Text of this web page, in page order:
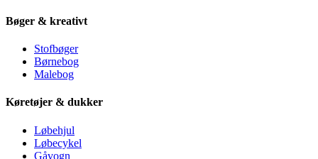
Bøger & kreativt
Stofbøger
Børnebog
Malebog
Køretøjer & dukker
Løbehjul
Løbecykel
Gåvogn